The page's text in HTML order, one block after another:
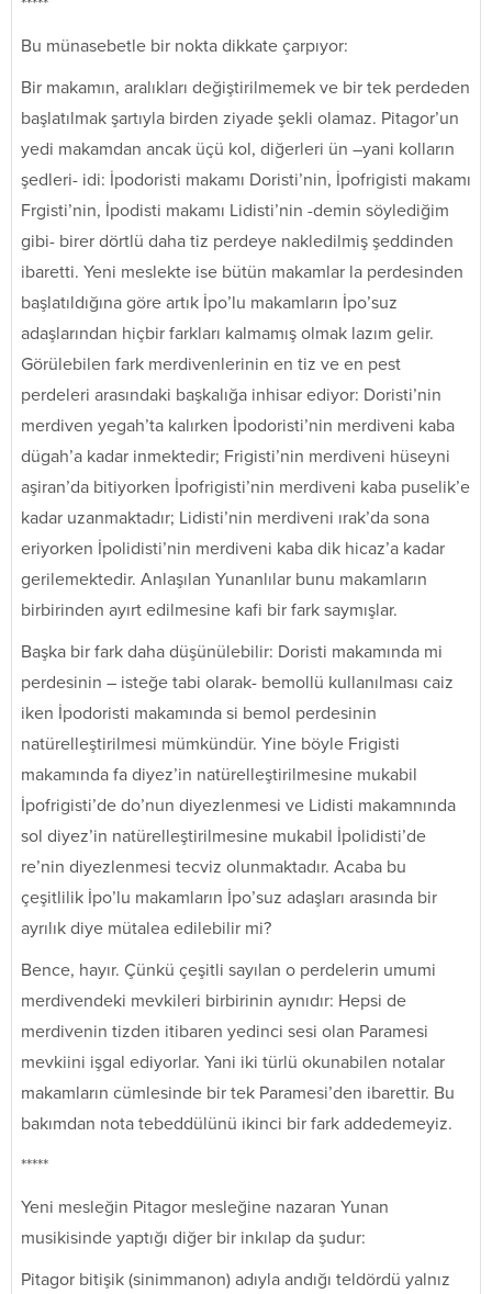
Bu münasebetle bir nokta dikkate çarpıyor:
Bir makamın, aralıkları değiştirilmemek ve bir tek perdeden
başlatılmak şartıyla birden ziyade şekli olamaz. Pitagor’un
yedi makamdan ancak üçü kol, diğerleri ün –yani kolların
şedleri- idi: İpodoristi makamı Doristi’nin, İpofrigisti makamı
Frgisti’nin, İpodisti makamı Lidisti’nin -demin söylediğim
gibi- birer dörtlü daha tiz perdeye nakledilmiş şeddinden
ibaretti. Yeni meslekte ise bütün makamlar la perdesinden
başlatıldığına göre artık İpo’lu makamların İpo’suz
adaşlarından hiçbir farkları kalmamış olmak lazım gelir.
Görülebilen fark merdivenlerinin en tiz ve en pest
perdeleri arasındaki başkalığa inhisar ediyor: Doristi’nin
merdiven yegah’ta kalırken İpodoristi’nin merdiveni kaba
dügah’a kadar inmektedir; Frigisti’nin merdiveni hüseyni
aşiran’da bitiyorken İpofrigisti’nin merdiveni kaba puselik’e
kadar uzanmaktadır; Lidisti’nin merdiveni ırak’da sona
eriyorken İpolidisti’nin merdiveni kaba dik hicaz’a kadar
gerilemektedir. Anlaşılan Yunanlılar bunu makamların
birbirinden ayırt edilmesine kafi bir fark saymışlar.
Başka bir fark daha düşünülebilir: Doristi makamında mi
perdesinin – isteğe tabi olarak- bemollü kullanılması caiz
iken İpodoristi makamında si bemol perdesinin
natürelleştirilmesi mümkündür. Yine böyle Frigisti
makamında fa diyez’in natürelleştirilmesine mukabil
İpofrigisti’de do’nun diyezlenmesi ve Lidisti makamnında
sol diyez’in natürelleştirilmesine mukabil İpolidisti’de
re’nin diyezlenmesi tecviz olunmaktadır. Acaba bu
çeşitlilik İpo’lu makamların İpo’suz adaşları arasında bir
ayrılık diye mütalea edilebilir mi?
Bence, hayır. Çünkü çeşitli sayılan o perdelerin umumi
merdivendeki mevkileri birbirinin aynıdır: Hepsi de
merdivenin tizden itibaren yedinci sesi olan Paramesi
mevkiini işgal ediyorlar. Yani iki türlü okunabilen notalar
makamların cümlesinde bir tek Paramesi’den ibarettir. Bu
bakımdan nota tebeddülünü ikinci bir fark addedemeyiz.
*****
Yeni mesleğin Pitagor mesleğine nazaran Yunan
musikisinde yaptığı diğer bir inkılap da şudur:
Pitagor bitişik (sinimmanon) adıyla andığı teldördü yalnız